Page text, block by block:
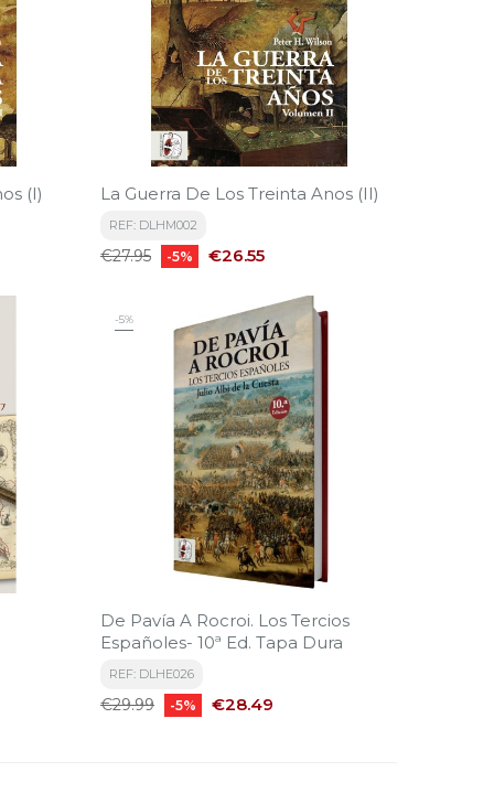
(I) La Guerra De Los Treinta Anos (II)
REF: DLHM002
Regular
€27.95 -5% Price
€26.55
-5%
De Pavía A Rocroi. Los Tercios
Españoles- 10ª Ed. Tapa Dura
REF: DLHE026
Regular
€29.99 -5% Price
€28.49